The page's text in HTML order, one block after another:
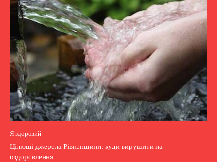
Я здоровий
Цілющі джерела Рівненщини: куди вирушити на
оздоровлення